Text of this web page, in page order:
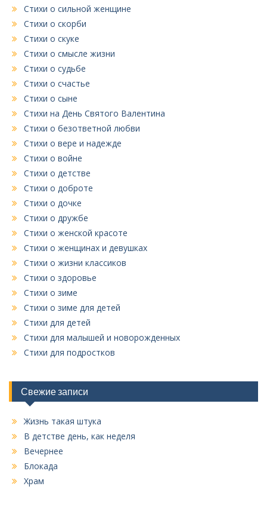
Стихи о сильной женщине
Стихи о скорби
Стихи о скуке
Стихи о смысле жизни
Стихи о судьбе
Стихи о счастье
Стихи о сыне
Стихи на День Святого Валентина
Стихи о безответной любви
Стихи о вере и надежде
Стихи о войне
Стихи о детстве
Стихи о доброте
Стихи о дочке
Стихи о дружбе
Стихи о женской красоте
Стихи о женщинах и девушках
Стихи о жизни классиков
Стихи о здоровье
Стихи о зиме
Стихи о зиме для детей
Стихи для детей
Стихи для малышей и новорожденных
Стихи для подростков
Свежие записи
Жизнь такая штука
В детстве день, как неделя
Вечернее
Блокада
Храм